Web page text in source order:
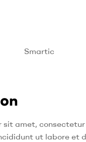
sit amet,
ut labore et